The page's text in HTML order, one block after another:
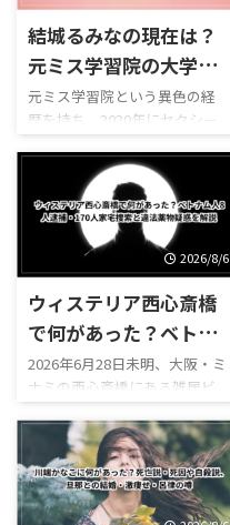
結城るみなの現在は？
元ミス学習院の大学・
本名・整形疑惑、デビ
ュー理由や元彼への復
讐説、覚醒剤逮捕後
元ミス学習院という異色の経
歴を持ち、2020年にセクシー
女優としてデビューして大き
な注目を集めた結城るみなさ
ん。 清楚なミスキャンパス出
身者というイメージと、デビュ
ー後の活動とのギャップか
ら、当時はSNSやニュースサイ
トで広く話題になりました。
一方、結城るみなさんについ
て検索すると、現在も次のよう
ます。 「結城るみなの現在
は？」 「本名は朝倉佳奈子な
の？」 「学習院大学を卒業し
た？それとも中退？」 「大学
時代と顔が違うけど整形し
た？」 「元彼への復讐でデビ
ューしたって本当？」 ...
2026/8/6
ウィステリア西心斎橋
で何があった？ベトナ
ム人8人逮捕・170人家
宅捜索と違法薬物疑惑
を解説
2026年6月28日未明、大阪・ミ
ナミの西心斎橋にある雑居ビ
ル「ウィステリア西心斎橋」
へ、大阪府警の捜査員約170人
が一斉に踏み込みました。 捜
索時にビル内にいた約170人の
大半はベトナム人だったと報